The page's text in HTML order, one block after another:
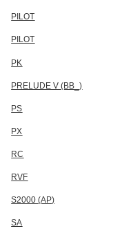
PILOT
PILOT
PK
PRELUDE V (BB_)
PS
PX
RC
RVF
S2000 (AP)
SA